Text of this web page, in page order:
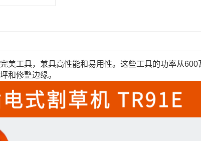
美工具，兼具高性能和易用性。这些工具的功率从600
和修整边缘。